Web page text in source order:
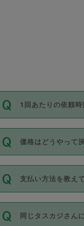
1回あたりの依頼
依頼1回につき3時
い。機能をご利用
が必要です。なお
価格はどうやって
11種類の価格帯の
タスカジさんの価
除々に設定可能な
支払い方法を教え
お支払方法はクレ
Club）のみとなり
同じタスカジさん